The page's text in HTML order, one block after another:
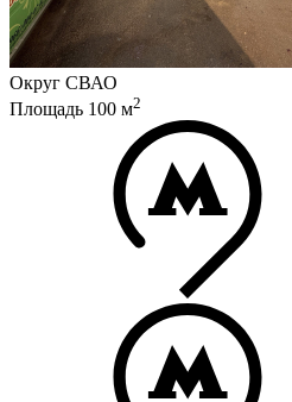
Округ СВАО
Площадь 100 м2